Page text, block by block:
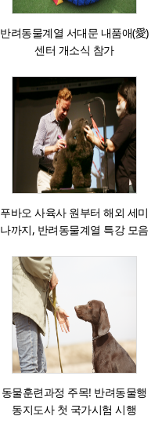
반려동물계열 서대문 내품애(愛)
센터 개소식 참가
푸바오 사육사 원부터 해외 세미
나까지, 반려동물계열 특강 모음
동물훈련과정 주목! 반려동물행
동지도사 첫 국가시험 시행